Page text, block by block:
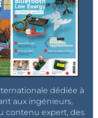
dédiée à
aux ingénieurs,
contenu expert, des